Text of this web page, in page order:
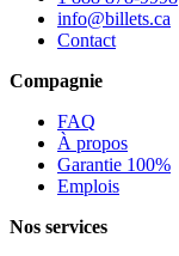
info@billets.ca
Contact
Compagnie
FAQ
À propos
Garantie 100%
Emplois
Nos services